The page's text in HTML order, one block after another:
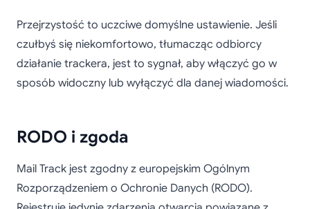
Przejrzystość to uczciwe domyślne ustawienie. Jeśli
czułbyś się niekomfortowo, tłumacząc odbiorcy
działanie trackera, jest to sygnał, aby włączyć go w
sposób widoczny lub wyłączyć dla danej wiadomości.
RODO i zgoda
Mail Track jest zgodny z europejskim Ogólnym
Rozporządzeniem o Ochronie Danych (RODO).